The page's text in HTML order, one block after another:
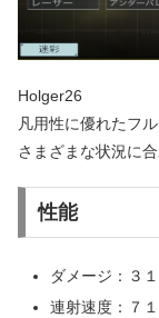
Holger26
凡用性に優れたフ
さまざまな状況に
性能
ダメージ：３１
連射速度：７１